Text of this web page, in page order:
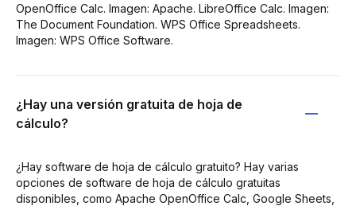
OpenOffice Calc. Imagen: Apache. LibreOffice Calc. Imagen:
The Document Foundation. WPS Office Spreadsheets.
Imagen: WPS Office Software.
¿Hay una versión gratuita de hoja de
cálculo?
¿Hay software de hoja de cálculo gratuito? Hay varias
opciones de software de hoja de cálculo gratuitas
disponibles, como Apache OpenOffice Calc, Google Sheets,